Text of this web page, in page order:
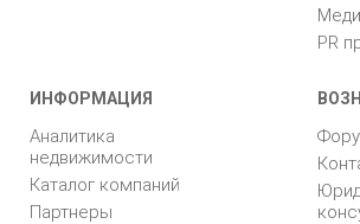
PR
ИНФОРМАЦИЯ
Аналитика
недвижимости
Каталог компаний
Партнеры